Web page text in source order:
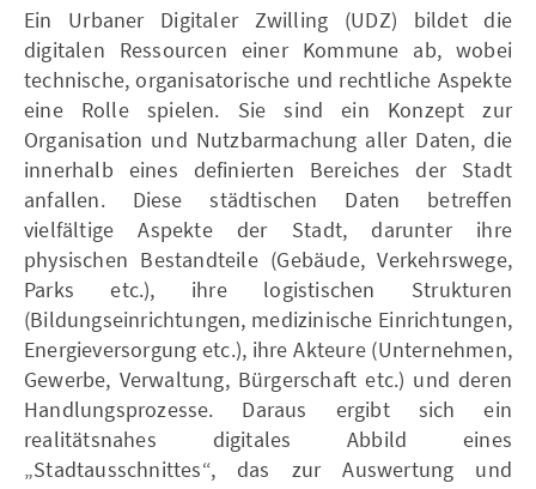
Ein Urbaner Digitaler Zwilling (UDZ) bildet die
digitalen Ressourcen einer Kommune ab, wobei
technische, organisatorische und rechtliche Aspekte
eine Rolle spielen. Sie sind ein Konzept zur
Organisation und Nutzbarmachung aller Daten, die
innerhalb eines definierten Bereiches der Stadt
anfallen. Diese städtischen Daten betreffen
vielfältige Aspekte der Stadt, darunter ihre
physischen Bestandteile (Gebäude, Verkehrswege,
Parks etc.), ihre logistischen Strukturen
(Bildungseinrichtungen, medizinische Einrichtungen,
Energieversorgung etc.), ihre Akteure (Unternehmen,
Gewerbe, Verwaltung, Bürgerschaft etc.) und deren
Handlungsprozesse. Daraus ergibt sich ein
realitätsnahes digitales Abbild eines
„Stadtausschnittes“, das zur Auswertung und